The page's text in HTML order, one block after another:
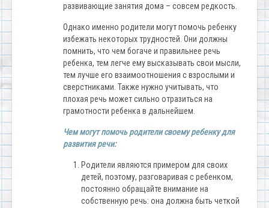
развивающие занятия дома – совсем редкость.
Однако именно родители могут помочь ребенку
избежать некоторых трудностей. Они должны
помнить, что чем богаче и правильнее речь
ребенка, тем легче ему высказывать свои мысли,
тем лучше его взаимоотношения с взрослыми и
сверстниками. Также нужно учитывать, что
плохая речь может сильно отразиться на
грамотности ребенка в дальнейшем.
Чем могут помочь родители своему ребенку для
развития речи:
Родители являются примером для своих
детей, поэтому, разговаривая с ребенком,
постоянно обращайте внимание на
собственную речь: она должна быть четкой